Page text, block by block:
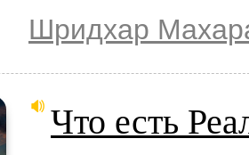
Шридхар
Что есть